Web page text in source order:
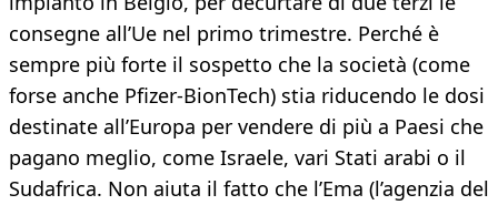
consegne all’Ue nel primo trimestre. Perché è
sempre più forte il sospetto che la società (come
forse anche Pfizer-BionTech) stia riducendo le dosi
destinate all’Europa per vendere di più a Paesi che
pagano meglio, come Israele, vari Stati arabi o il
Sudafrica. Non aiuta il fatto che l’Ema (l’agenzia del